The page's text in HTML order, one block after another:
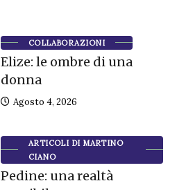
COLLABORAZIONI
Elize: le ombre di una
donna
Agosto 4, 2026
ARTICOLI DI MARTINO
CIANO
Pedine: una realtà